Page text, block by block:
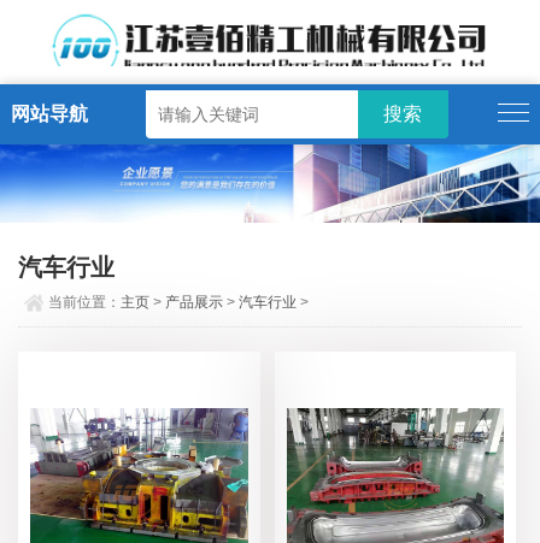
网站导航
汽车行业
当前位置： 主页 > 产品展示 >汽车行业 >